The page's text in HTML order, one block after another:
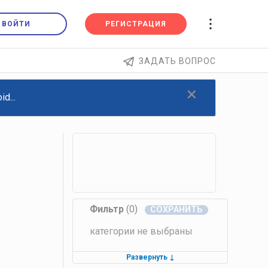
ВОЙТИ РЕГИСТРАЦИЯ
ЗАДАТЬ ВОПРОС
×
Фильтр (0)
категории не выбраны
Развернуть↓